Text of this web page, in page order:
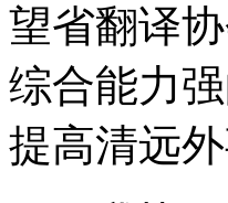
望省翻译
综合能力
提高清远